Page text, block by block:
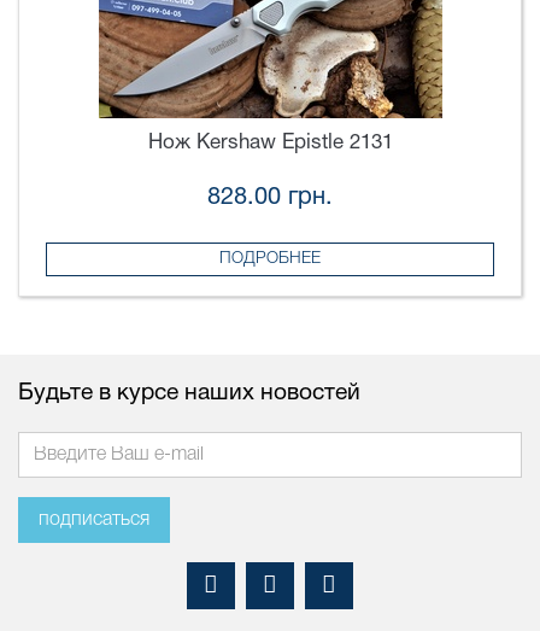
Нож Kershaw Epistle 2131
828.00 грн.
ПОДРОБНЕЕ
Будьте в курсе наших новостей
подписаться